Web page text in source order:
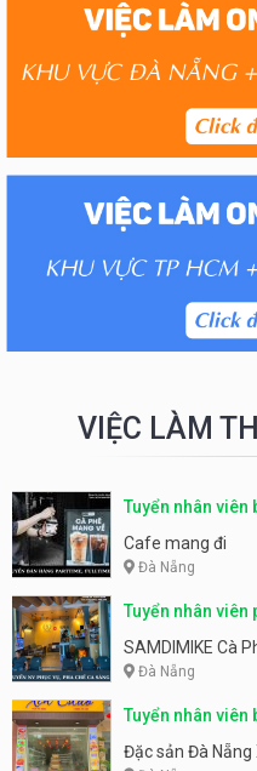
VIỆC LÀM
Tuyển nhân
Cafe mang đi
Đà Nẵng
Tuyển nhân viên
SAMDIMIKE Cà
Đà Nẵng
Tuyển nhân
Nẵng
Đặc sản Đà Nẵng